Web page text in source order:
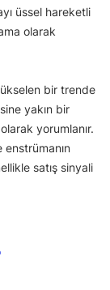
üssel hareketli
olarak
bir trende
yakın bir
yorumlanır.
satış sinyali